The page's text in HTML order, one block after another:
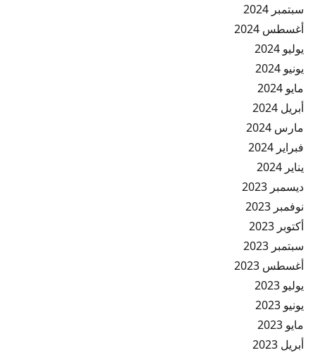
سبتمبر 2024
أغسطس 2024
يوليو 2024
يونيو 2024
مايو 2024
أبريل 2024
مارس 2024
فبراير 2024
يناير 2024
ديسمبر 2023
نوفمبر 2023
أكتوبر 2023
سبتمبر 2023
أغسطس 2023
يوليو 2023
يونيو 2023
مايو 2023
أبريل 2023